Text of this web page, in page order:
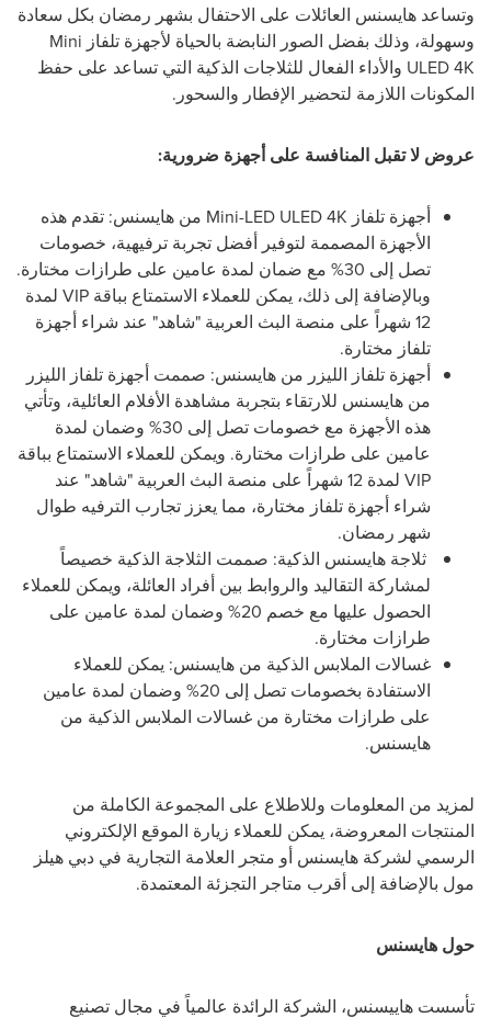
وتساعد هايسنس العائلات على الاحتفال بشهر رمضان بكل سعادة
وسهولة، وذلك بفضل الصور النابضة بالحياة لأجهزة تلفاز Mini
ULED4K
والأداء الفعال للثلاجات الذكية التي تساعد على حفظ
المكونات اللازمة لتحضير الإفطار والسحور.
عروض لا تقبل المنافسة على أجهزة ضرورية:
أجهزة تلفاز Mini-LED ULED4K
من هايسنس: تقدم هذه
الأجهزة المصممة لتوفير أفضل تجربة ترفيهية، خصومات
تصل إلى 30% مع ضمان لمدة عامين على طرازات مختارة.
وبالإضافة إلى ذلك، يمكن للعملاء الاستمتاع بباقة VIP لمدة
12 شهراً على منصة البث العربية "شاهد" عند شراء أجهزة
تلفاز مختارة.
أجهزة تلفاز الليزر من هايسنس: صممت أجهزة تلفاز الليزر
من هايسنس للارتقاء بتجربة مشاهدة الأفلام العائلية، وتأتي
هذه الأجهزة مع خصومات تصل إلى 30% وضمان لمدة
عامين على طرازات مختارة. ويمكن للعملاء الاستمتاع بباقة
VIP لمدة 12 شهراً على منصة البث العربية "شاهد" عند
شراء أجهزة تلفاز مختارة، مما يعزز تجارب الترفيه طوال
شهر رمضان.
ثلاجة هايسنس الذكية: صممت الثلاجة الذكية خصيصاً
لمشاركة التقاليد والروابط بين أفراد العائلة، ويمكن للعملاء
الحصول عليها مع خصم 20% وضمان لمدة عامين على
طرازات مختارة.
غسالات الملابس الذكية من هايسنس: يمكن للعملاء
الاستفادة بخصومات تصل إلى 20% وضمان لمدة عامين
على طرازات مختارة من غسالات الملابس الذكية من
هايسنس.
لمزيد من المعلومات وللاطلاع على المجموعة الكاملة من
المنتجات المعروضة، يمكن للعملاء زيارة الموقع الإلكتروني
الرسمي لشركة هايسنس أو متجر العلامة التجارية في دبي هيلز
مول بالإضافة إلى أقرب متاجر التجزئة المعتمدة.
حول هايسنس
تأسست هاييسنس، الشركة الرائدة عالمياً في مجال تصنيع